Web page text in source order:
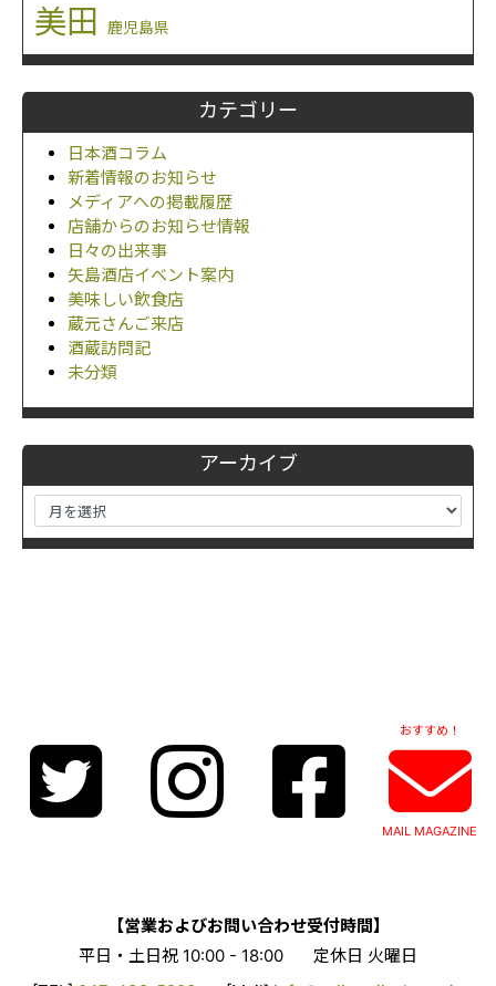
美田
鹿児島県
カテゴリー
日本酒コラム
新着情報のお知らせ
メディアへの掲載履歴
店舗からのお知らせ情報
日々の出来事
矢島酒店イベント案内
美味しい飲食店
蔵元さんご来店
酒蔵訪問記
未分類
アーカイブ
おすすめ！
MAIL MAGAZINE
【営業およびお問い合わせ受付時間】
平日・土日祝 10:00 - 18:00
定休日 火曜日